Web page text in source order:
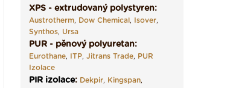
XPS - extrudovaný polystyren:
Austrotherm, Dow Chemical, Isover,
Synthos, Ursa
PUR - pěnový polyuretan:
Eurothane, ITP, Jitrans Trade, PUR
Izolace
PIR izolace: Dekpir, Kingspan,